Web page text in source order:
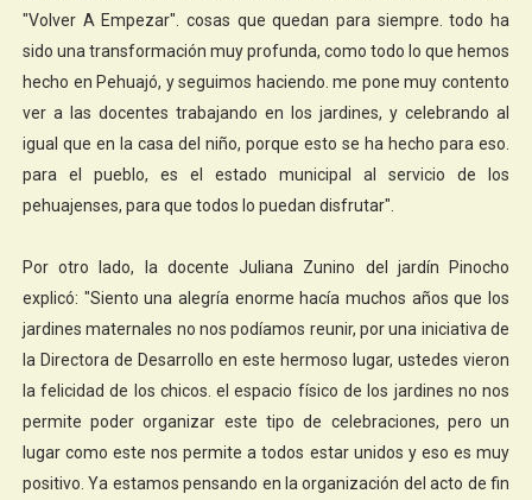
"Volver A Empezar". cosas que quedan para siempre. todo ha
sido una transformación muy profunda, como todo lo que hemos
hecho en Pehuajó, y seguimos haciendo. me pone muy contento
ver a las docentes trabajando en los jardines, y celebrando al
igual que en la casa del niño, porque esto se ha hecho para eso.
para el pueblo, es el estado municipal al servicio de los
pehuajenses, para que todos lo puedan disfrutar".
Por otro lado, la docente Juliana Zunino del jardín Pinocho
explicó: "Siento una alegría enorme hacía muchos años que los
jardines maternales no nos podíamos reunir, por una iniciativa de
la Directora de Desarrollo en este hermoso lugar, ustedes vieron
la felicidad de los chicos. el espacio físico de los jardines no nos
permite poder organizar este tipo de celebraciones, pero un
lugar como este nos permite a todos estar unidos y eso es muy
positivo. Ya estamos pensando en la organización del acto de fin